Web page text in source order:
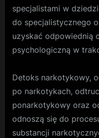
specjalistami w
do specjalistycznego
uzyskać odpowiednią
psychologiczną w
Detoks narkotykowy,
po narkotykach,
ponarkotykowy oraz
odnoszą się do
substancji